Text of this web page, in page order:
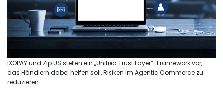
IXOPAY und Zip US stellen ein „Unified Trust Layer“-Framework vor,
das Händlern dabei helfen soll, Risiken im Agentic Commerce zu
reduzieren